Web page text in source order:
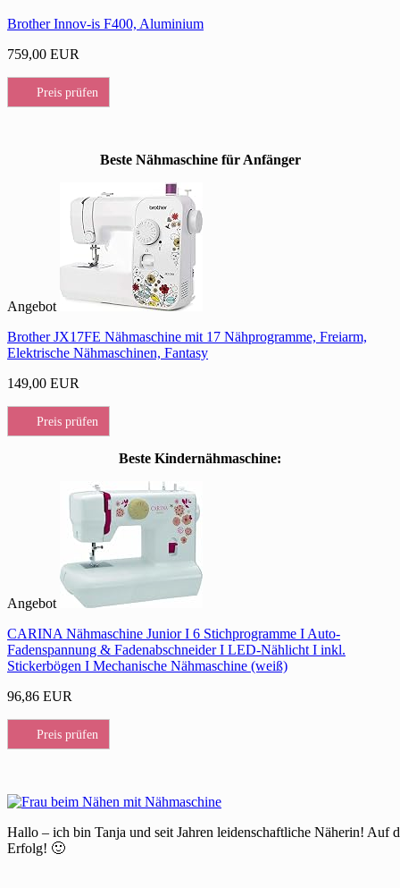
Brother Innov-is F400, Aluminium
759,00 EUR
Preis prüfen
Beste Nähmaschine für Anfänger
Angebot
Brother JX17FE Nähmaschine mit 17 Nähprogramme, Freiarm,
Elektrische Nähmaschinen, Fantasy
149,00 EUR
Preis prüfen
Beste Kindernähmaschine:
Angebot
CARINA Nähmaschine Junior I 6 Stichprogramme I Auto-
Fadenspannung & Fadenabschneider I LED-Nählicht I inkl.
Stickerbögen I Mechanische Nähmaschine (weiß)
96,86 EUR
Preis prüfen
Hallo – ich bin Tanja und seit Jahren leidenschaftliche Näherin! Auf
Erfolg! 🙂